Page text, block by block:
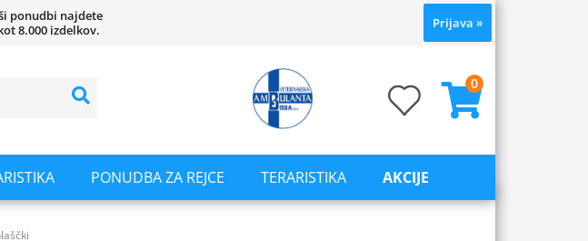
ponudbi najdete
8.000 izdelkov.
Prijava »
0
PONUDBA ZA REJCE TERARISTIKA AKCIJE